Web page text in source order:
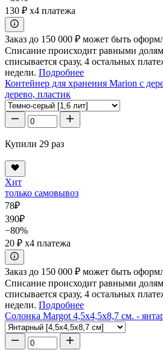
130 ₽ x4 платежа
Заказ до 150 000 ₽ может быть
Списание происходит равными
списывается сразу, 4 остальных
недели. Подробнее
Контейнер для хранения Marion с
дерево, пластик
Купили 29 раз
Хит
только самовывоз
78₽
390₽
−80%
20 ₽ x4 платежа
Заказ до 150 000 ₽ может быть
Списание происходит равными
списывается сразу, 4 остальных
недели. Подробнее
Солонка Margot 4,5x4,5x8,7 см. -